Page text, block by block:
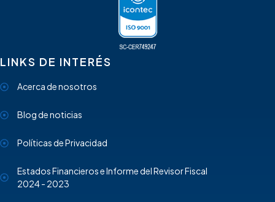
LINKS DE INTERÉS
Acerca de nosotros
Blog de noticias
Políticas de Privacidad
Estados Financieros e Informe del Revisor Fiscal
2024 - 2023